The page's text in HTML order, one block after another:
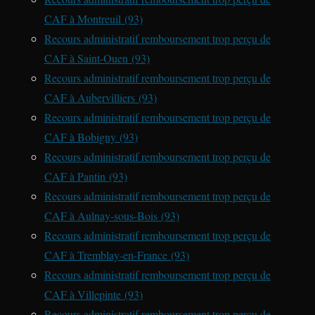
CAF à Montreuil (93)
Recours administratif remboursement trop perçu de
CAF à Saint-Ouen (93)
Recours administratif remboursement trop perçu de
CAF à Aubervilliers (93)
Recours administratif remboursement trop perçu de
CAF à Bobigny (93)
Recours administratif remboursement trop perçu de
CAF à Pantin (93)
Recours administratif remboursement trop perçu de
CAF à Aulnay-sous-Bois (93)
Recours administratif remboursement trop perçu de
CAF à Tremblay-en-France (93)
Recours administratif remboursement trop perçu de
CAF à Villepinte (93)